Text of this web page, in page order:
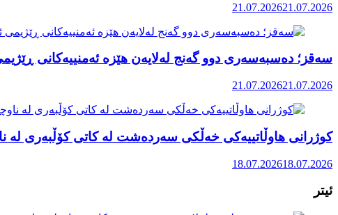
21.07.202621.07.2026
سەقز؛ دەسبەسەری دوو گەنج لەلایەن هێزە ئەمنییەکانی
21.07.202621.07.2026
کوژرانی هاوڵاتییەکی خەڵکی سەردەشت لە کاتی کۆڵبەری لە
18.07.202618.07.2026
ئیتر